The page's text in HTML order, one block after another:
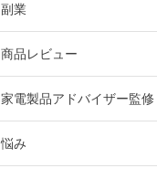
副業
商品レビュー
家電製品アドバイザー監修
悩み